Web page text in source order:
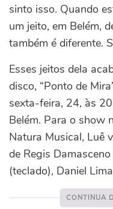
sinto isso. Quando
um jeito, em Belém,
também é diferente.
Esses jeitos dela
disco, “Ponto de
sexta-feira, 24, às
Belém. Para o show
Natura Musical, Luê
de Regis
(teclado), Daniel